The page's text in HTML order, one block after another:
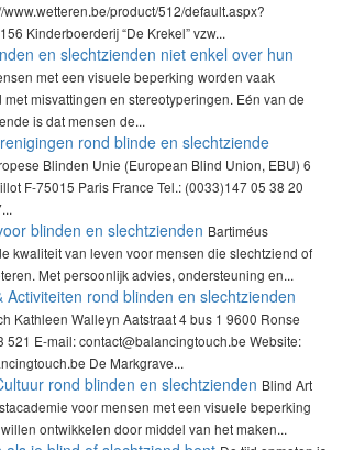
www.wetteren.be/product/512/default.aspx?
Kinderboerderij “De Krekel” vzw...
en slechtzienden niet enkel over hun
met een visuele beperking worden vaak
misvattingen en stereotyperingen. Eén van de
is dat mensen de...
rond blinde en slechtziende
Blinden Unie (European Blind Union, EBU) 6
F-75015 Paris France Tel.: (0033)147 05 38 20
blinden en slechtzienden Bartiméus
kwaliteit van leven voor mensen die slechtziend of
Met persoonlijk advies, ondersteuning en...
Activiteiten rond blinden en slechtzienden
Kathleen Walleyn Aatstraat 4 bus 1 9600 Ronse
521 E-mail: contact@balancingtouch.be Website:
De Markgrave...
rond blinden en slechtzienden Blind Art
voor mensen met een visuele beperking
ontwikkelen door middel van het maken...